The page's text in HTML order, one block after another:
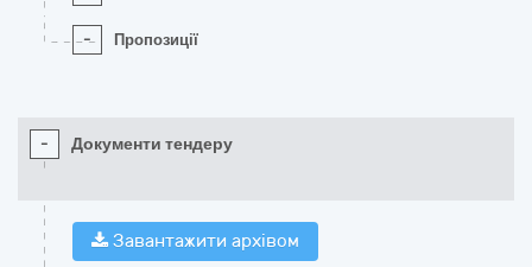
- Пропозиції
- Документи тендеру
Завантажити архівом